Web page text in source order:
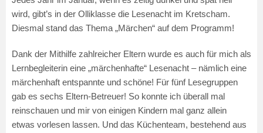
wird, gibt’s in der Olliklasse die Lesenacht im Kretscham.
Diesmal stand das Thema „Märchen“ auf dem Programm!
Dank der Mithilfe zahlreicher Eltern wurde es auch für mich als
Lernbegleiterin eine „märchenhafte“ Lesenacht – nämlich eine
märchenhaft entspannte und schöne! Für fünf Lesegruppen
gab es sechs Eltern-Betreuer! So konnte ich überall mal
reinschauen und mir von einigen Kindern mal ganz allein
etwas vorlesen lassen. Und das Küchenteam, bestehend aus